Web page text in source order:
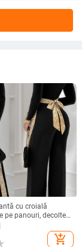
cu croială
pe panouri, decolteu
add_shopping_cart